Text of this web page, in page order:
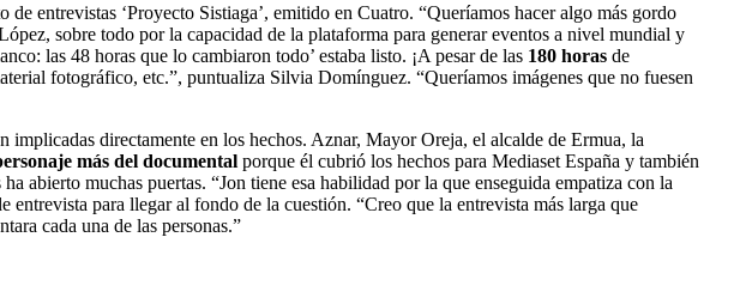
entrevistas ‘Proyecto Sistiaga’, emitido en Cuatro. “Queríamos hacer algo más gordo
sobre todo por la capacidad de la plataforma para generar eventos a nivel mundial y
las 48 horas que lo cambiaron todo’ estaba listo. ¡A pesar de las 180 horas de
fotográfico, etc.”, puntualiza Silvia Domínguez. “Queríamos imágenes que no fuesen
directamente en los hechos. Aznar, Mayor Oreja, el alcalde de Ermua, la
más del documental porque él cubrió los hechos para Mediaset España y también
abierto muchas puertas. “Jon tiene esa habilidad por la que enseguida empatiza con la
entrevista para llegar al fondo de la cuestión. “Creo que la entrevista más larga que
cada una de las personas.”